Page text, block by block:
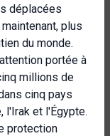
déplacées
plus
du monde.
portée à
millions de
cinq pays
l'Irak et l'Égypte.
protection